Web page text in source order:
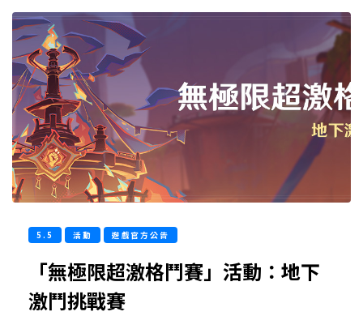
5.5 活動 遊戲官方公告
「無極限超激格鬥賽」活動：地下
激鬥挑戰賽